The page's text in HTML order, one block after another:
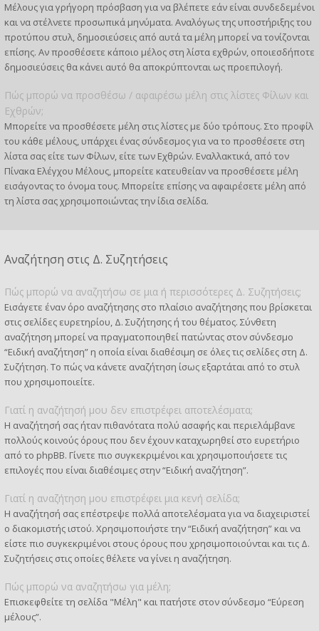
Μέλους για γρήγορη πρόσβαση για να βλέπετε εάν είναι συνδεδεμένοι
και να στέλνετε προσωπικά μηνύματα. Αναλόγως της υποστήριξης του
προτύπου στυλ, δημοσιεύσεις από αυτά τα μέλη μπορεί να τονίζονται
επίσης. Αν προσθέσετε κάποιο μέλος στη λίστα εχθρών, οποιεσδήποτε
δημοσιεύσεις θα κάνει αυτό θα αποκρύπτονται ως προεπιλογή.
Πώς μπορώ να προσθέσω / αφαιρέσω μέλη στις λίστες Φίλων και
Εχθρών;
Μπορείτε να προσθέσετε μέλη στις λίστες με δύο τρόπους. Στο προφίλ
του κάθε μέλους, υπάρχει ένας σύνδεσμος για να το προσθέσετε στη
λίστα σας είτε των Φίλων, είτε των Εχθρών. Εναλλακτικά, από τον
Πίνακα Ελέγχου Μέλους, μπορείτε κατευθείαν να προσθέσετε μέλη
εισάγοντας το όνομα τους. Μπορείτε επίσης να αφαιρέσετε μέλη από
τη λίστα σας χρησιμοποιώντας την ίδια σελίδα.
Αναζήτηση στις Δ. Συζητήσεις
Πώς μπορώ να αναζητήσω σε μια ή περισσότερες Δ. Συζητήσεις;
Εισάγετε έναν όρο αναζήτησης στο πλαίσιο αναζήτησης που βρίσκεται
στις σελίδες ευρετηρίου, Δ. Συζήτησης ή του θέματος. Σύνθετη
αναζήτηση μπορεί να πραγματοποιηθεί πατώντας στον σύνδεσμο
“Ειδική αναζήτηση” η οποία είναι διαθέσιμη σε όλες τις σελίδες στη Δ.
Συζήτηση. Το πώς να κάνετε αναζήτηση ίσως εξαρτάται από το στυλ
που χρησιμοποιείτε.
Γιατί η αναζήτησή μου δεν επιστρέφει αποτελέσματα;
Η αναζήτησή σας ήταν πιθανότατα πολύ ασαφής και περιελάμβανε
πολλούς κοινούς όρους που δεν έχουν καταχωρηθεί στο ευρετήριο
από το phpBB. Γίνετε πιο συγκεκριμένοι και χρησιμοποιήσετε τις
επιλογές που είναι διαθέσιμες στην “Ειδική αναζήτηση”.
Γιατί η αναζήτηση μου επιστρέφει μια κενή σελίδα;
Η αναζήτησή σας επέστρεψε πολλά αποτελέσματα για να διαχειριστεί
ο διακομιστής ιστού. Χρησιμοποιήστε την “Ειδική αναζήτηση” και να
είστε πιο συγκεκριμένοι στους όρους που χρησιμοποιούνται και τις Δ.
Συζητήσεις στις οποίες θέλετε να γίνει η αναζήτηση.
Πώς μπορώ να αναζητήσω για μέλη;
Επισκεφθείτε τη σελίδα "Μέλη" και πατήστε στον σύνδεσμο “Εύρεση
μέλους”.